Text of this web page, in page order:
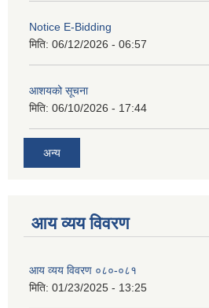
Notice E-Bidding
मिति: 06/12/2026 - 06:57
आशयको सूचना
मिति: 06/10/2026 - 17:44
अन्य
आय व्यय विवरण
आय व्यय विवरण ०८०-०८१
मिति: 01/23/2025 - 13:25